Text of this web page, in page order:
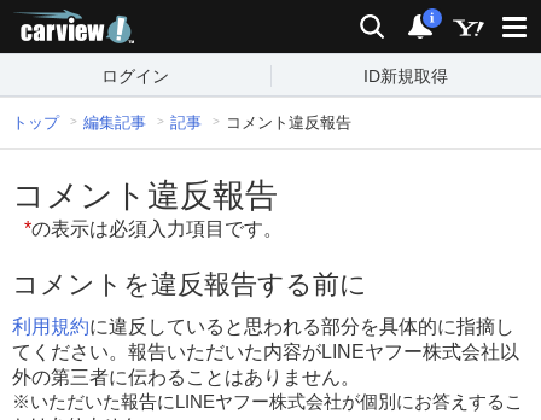
検索 通知
i
ログイン ID新規取得
トップ 編集記事 記事 コメント違反報告
コメント違反報告
*の表示は必須入力項目です。
コメントを違反報告する前に
利用規約に違反していると思われる部分を具体的に指摘し
てください。報告いただいた内容がLINEヤフー株式会社以
外の第三者に伝わることはありません。
※いただいた報告にLINEヤフー株式会社が個別にお答えするこ